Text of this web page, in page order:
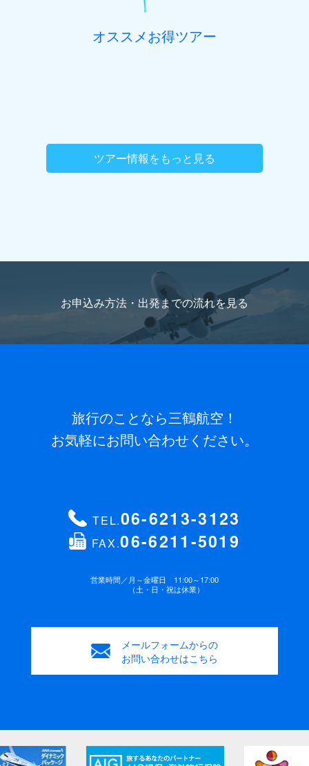
オススメお得ツアー
ツアー情報をもっと見る
お申込み方法・出発までの流れを見る
旅行のことなら三鶴航空！
お気軽にお問い合わせください。
TEL.06-6213-3123
FAX.06-6211-5019
営業時間／月～金曜日 11:00～17:00
（土・日・祝は休業）
メールフォームからの
お問い合わせはこちら